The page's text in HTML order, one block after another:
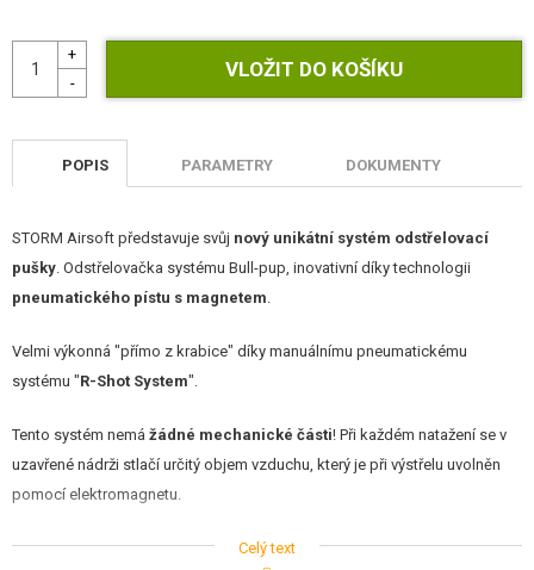
POPIS PARAMETRY DOKUMENTY
STORM Airsoft představuje svůj nový unikátní systém odstřelovací
pušky . Odstřelovačka systému Bull-pup, inovativní díky technologii
pneumatického pístu s magnetem
Velmi výkonná "přímo z krabice" díky manuálnímu pneumatickému
systému "R-Shot System".
Tento systém nemá žádné mechanické části! Při každém natažení se v
uzavřené nádrži stlačí určitý objem vzduchu, který je při výstřelu uvolněn
pomocí elektromagnetu.
Celý text